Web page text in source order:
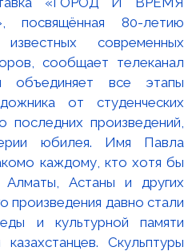
80-летию
современных
сообщает телеканал
объединяет все этапы
от студенческих
произведений,
юбилея. Имя Павла
каждому, кто хотя бы
Астаны и других
произведения давно стали
и культурной памяти
Скульптуры